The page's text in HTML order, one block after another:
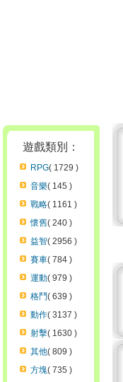
遊戲類別：
RPG( 1729 )
音樂( 145 )
戰略( 1161 )
懷舊( 240 )
益智( 2956 )
賽車( 784 )
運動( 979 )
格鬥( 639 )
動作( 3137 )
射擊( 1630 )
其他( 809 )
方塊( 735 )